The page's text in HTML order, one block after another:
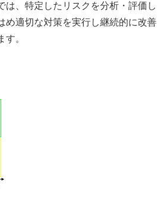
は、特定したリスクを分析・評価し
め適切な対策を実行し継続的に改善
す。